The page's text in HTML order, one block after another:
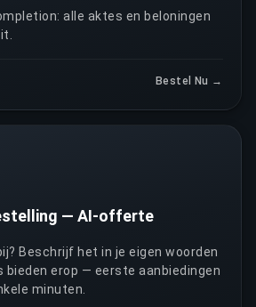
alle aktes en beloningen
Bestel Nu →
— AI-offerte
Beschrijf het in je eigen woorden
bieden erop — eerste aanbiedingen
minuten.